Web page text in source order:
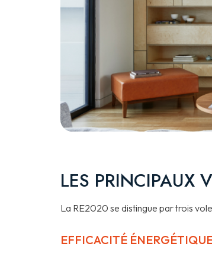
LES PRINCIPAUX
La RE2020 se distingue par trois
EFFICACITÉ